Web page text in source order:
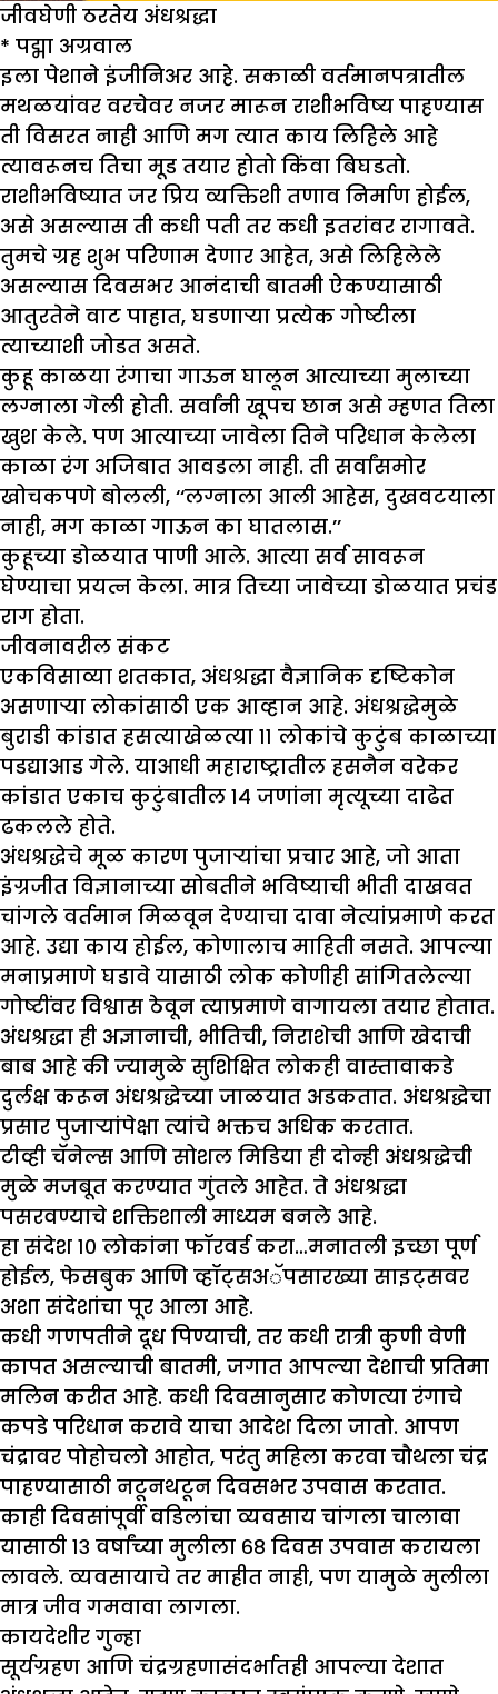
जीवघेणी ठरतेय अंधश्रद्धा
* पद्मा अग्रवाल
इला पेशाने इंजीनिअर आहे. सकाळी वर्तमानपत्रातील
मथळयांवर वरचेवर नजर मारून राशीभविष्य पाहण्यास
ती विसरत नाही आणि मग त्यात काय लिहिले आहे
त्यावरूनच तिचा मूड तयार होतो किंवा बिघडतो.
राशीभविष्यात जर प्रिय व्यक्तिशी तणाव निर्माण होईल,
असे असल्यास ती कधी पती तर कधी इतरांवर रागावते.
तुमचे ग्रह शुभ परिणाम देणार आहेत, असे लिहिलेले
असल्यास दिवसभर आनंदाची बातमी ऐकण्यासाठी
आतुरतेने वाट पाहात, घडणाऱ्या प्रत्येक गोष्टीला
त्याच्याशी जोडत असते.
कुहू काळया रंगाचा गाऊन घालून आत्याच्या मुलाच्या
लग्नाला गेली होती. सर्वांनी खूपच छान असे म्हणत तिला
खुश केले. पण आत्याच्या जावेला तिने परिधान केलेला
काळा रंग अजिबात आवडला नाही. ती सर्वांसमोर
खोचकपणे बोलली, ‘‘लग्नाला आली आहेस, दुखवटयाला
नाही, मग काळा गाऊन का घातलास.’’
कुहूच्या डोळयात पाणी आले. आत्या सर्व सावरून
घेण्याचा प्रयत्न केला. मात्र तिच्या जावेच्या डोळयात प्रचंड
राग होता.
जीवनावरील संकट
एकविसाव्या शतकात, अंधश्रद्धा वैज्ञानिक दृष्टिकोन
असणाऱ्या लोकांसाठी एक आव्हान आहे. अंधश्रद्धेमुळे
बुराडी कांडात हसत्याखेळत्या ११ लोकांचे कुटुंब काळाच्या
पडद्याआड गेले. याआधी महाराष्ट्रातील हसनैन वरेकर
कांडात एकाच कुटुंबातील १४ जणांना मृत्यूच्या दाढेत
ढकलले होते.
अंधश्रद्धेचे मूळ कारण पुजाऱ्यांचा प्रचार आहे, जो आता
इंग्रजीत विज्ञानाच्या सोबतीने भविष्याची भीती दाखवत
चांगले वर्तमान मिळवून देण्याचा दावा नेत्यांप्रमाणे करत
आहे. उद्या काय होईल, कोणालाच माहिती नसते. आपल्या
मनाप्रमाणे घडावे यासाठी लोक कोणीही सांगितलेल्या
गोष्टींवर विश्वास ठेवून त्याप्रमाणे वागायला तयार होतात.
अंधश्रद्धा ही अज्ञानाची, भीतिची, निराशेची आणि खेदाची
बाब आहे की ज्यामुळे सुशिक्षित लोकही वास्तावाकडे
दुर्लक्ष करून अंधश्रद्धेच्या जाळयात अडकतात. अंधश्रद्धेचा
प्रसार पुजाऱ्यांपेक्षा त्यांचे भक्तच अधिक करतात.
टीव्ही चॅनेल्स आणि सोशल मिडिया ही दोन्ही अंधश्रद्धेची
मुळे मजबूत करण्यात गुंतले आहेत. ते अंधश्रद्धा
पसरवण्याचे शक्तिशाली माध्यम बनले आहे.
हा संदेश १० लोकांना फॉरवर्ड करा…मनातली इच्छा पूर्ण
होईल, फेसबुक आणि व्हॉट्सअॅपसारख्या साइट्सवर
अशा संदेशांचा पूर आला आहे.
कधी गणपतीने दूध पिण्याची, तर कधी रात्री कुणी वेणी
कापत असल्याची बातमी, जगात आपल्या देशाची प्रतिमा
मलिन करीत आहे. कधी दिवसानुसार कोणत्या रंगाचे
कपडे परिधान करावे याचा आदेश दिला जातो. आपण
चंद्रावर पोहोचलो आहोत, परंतु महिला करवा चौथला चंद्र
पाहण्यासाठी नटूनथटून दिवसभर उपवास करतात.
काही दिवसांपूर्वी वडिलांचा व्यवसाय चांगला चालावा
यासाठी १३ वर्षांच्या मुलीला ६८ दिवस उपवास करायला
लावले. व्यवसायाचे तर माहीत नाही, पण यामुळे मुलीला
मात्र जीव गमवावा लागला.
कायदेशीर गुन्हा
सूर्यग्रहण आणि चंद्रग्रहणासंदर्भातही आपल्या देशात